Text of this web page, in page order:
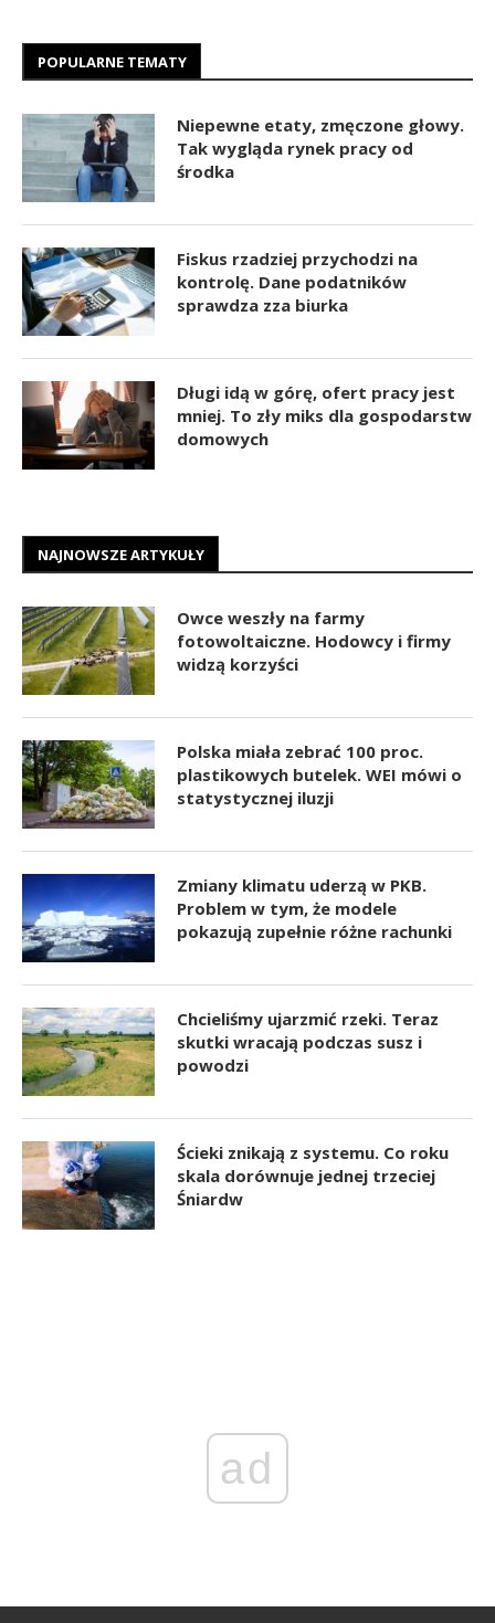
POPULARNE TEMATY
Niepewne etaty, zmęczone głowy.
Tak wygląda rynek pracy od
środka
Fiskus rzadziej przychodzi na
kontrolę. Dane podatników
sprawdza zza biurka
Długi idą w górę, ofert pracy jest
mniej. To zły miks dla gospodarstw
domowych
NAJNOWSZE ARTYKUŁY
Owce weszły na farmy
fotowoltaiczne. Hodowcy i firmy
widzą korzyści
Polska miała zebrać 100 proc.
plastikowych butelek. WEI mówi o
statystycznej iluzji
Zmiany klimatu uderzą w PKB.
Problem w tym, że modele
pokazują zupełnie różne rachunki
Chcieliśmy ujarzmić rzeki. Teraz
skutki wracają podczas susz i
powodzi
Ścieki znikają z systemu. Co roku
skala dorównuje jednej trzeciej
Śniardw
ad